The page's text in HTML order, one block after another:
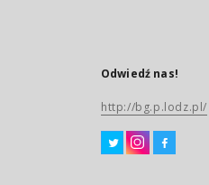
Odwiedź nas!
http://bg.p.lodz.pl/